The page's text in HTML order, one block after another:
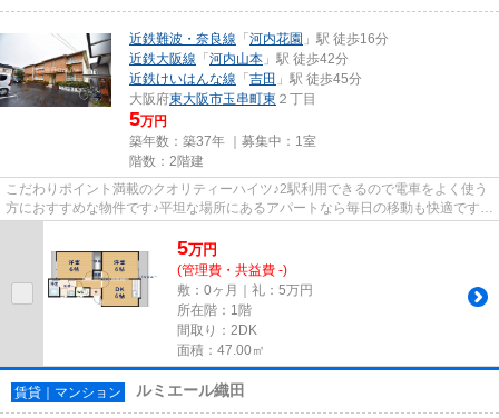
近鉄難波・奈良線 「河内花園 」駅 徒歩16分
近鉄大阪線 「河内山本 」駅 徒歩42分
近鉄けいはんな線 「吉田 」駅 徒歩45分
大阪府東大阪市玉串町東 ２丁目
5万円
築年数：築37年 ｜募集中： 1室
階数：2階建
こだわりポイント満載のクオリティーハイツ♪2駅利用できるので電車をよく使う
方におすすめな物件です♪平坦な場所にあるアパートなら毎日の移動も快適です♪
さわやかな朝を迎えることの...
5万円
(管理費・共益費 -)
敷：0ヶ月｜礼：5万円
所在階：1階
間取り：2DK
面積：47.00㎡
賃貸｜マンション ルミエール織田